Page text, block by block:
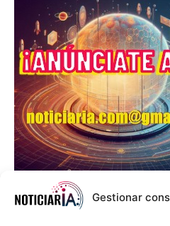
Gestionar